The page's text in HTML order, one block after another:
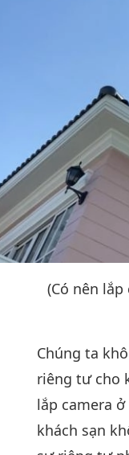
(Có nên
Chúng ta
riêng tư cho
lắp camera
khách sạn